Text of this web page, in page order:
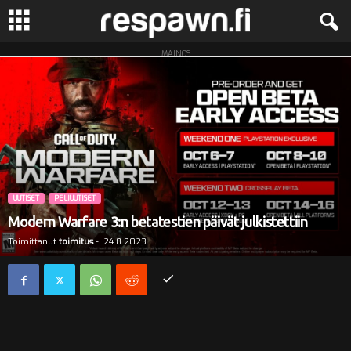
R
p
a
w
MAINOS
UUTISET PELIUUTISET
Modern Warfare 3:n betatestien päivät julkistettiin
Toimittanut toimitus- 24.8.2023